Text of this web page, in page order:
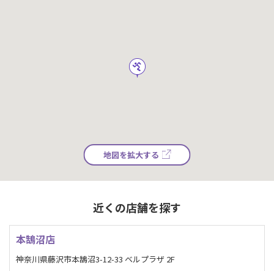
地図を拡大する
近くの店舗を探す
本鵠沼店
神奈川県藤沢市本鵠沼3-12-33 ベルプラザ 2F